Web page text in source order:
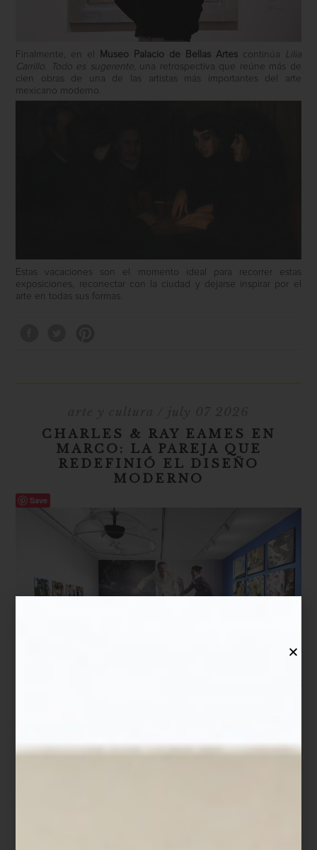
Finalmente, en el Museo Palacio de Bellas Artescontinúa Lilia
Carrillo. Todo es sugerente, una retrospectiva que reúne más de
cien obras de una de las artistas más importantes del arte
mexicano moderno.
Estas vacaciones son el momento ideal para recorrer estas
exposiciones, reconectar con la ciudad y dejarse inspirar por el
arte en todas sus formas.
CHARLES & RAY EAMES EN
MARCO: LA PAREJA QUE
REDEFINIÓ EL DISEÑO
MODERNO
Save